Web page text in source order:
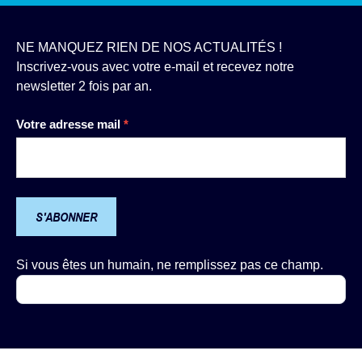
NE MANQUEZ RIEN DE NOS ACTUALITÉS !
Inscrivez-vous avec votre e-mail et recevez notre
newsletter 2 fois par an.
Votre adresse mail *
S'ABONNER
Si vous êtes un humain, ne remplissez pas ce champ.